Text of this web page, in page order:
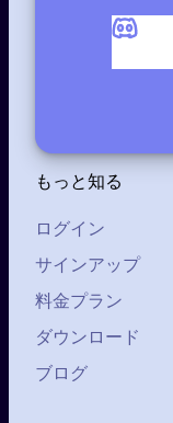
Tenno
毎日進化し
*⋆༓☽
Kanji Godが
にサヨナラし
もっと知る
ログイン
サインアップ
料金プラン
ダウンロード
ブログ